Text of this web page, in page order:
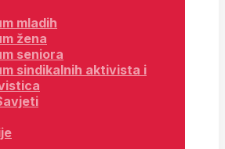
mladih
žena
seniora
sindikalnih aktivista i